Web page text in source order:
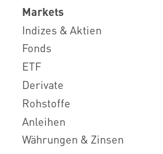
Markets
Indizes & Aktien
Fonds
ETF
Derivate
Rohstoffe
Anleihen
Währungen & Zinsen